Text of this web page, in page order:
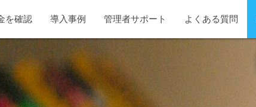
を確認 導入事例 管理者サポート よくある質問